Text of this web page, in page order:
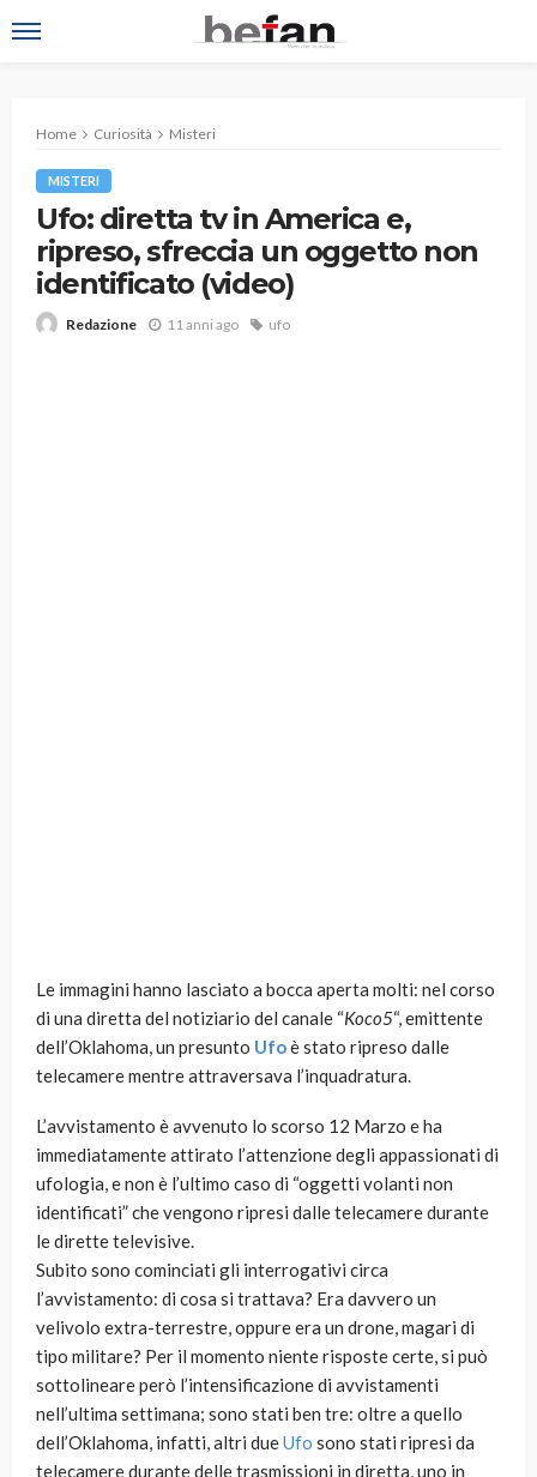
Home Curiosità Misteri
MISTERI
Ufo: diretta tv in America e,
ripreso, sfreccia un oggetto non
identificato (video)
Redazione 11 anni ago ufo
Le immagini hanno lasciato a bocca aperta molti: nel corso
di una diretta del notiziario del canale “Koco5“, emittente
dell’Oklahoma, un presunto Ufoè stato ripreso dalle
telecamere mentre attraversava l’inquadratura.
L’avvistamento è avvenuto lo scorso 12 Marzo e ha
immediatamente attirato l’attenzione degli appassionati di
ufologia, e non è l’ultimo caso di “oggetti volanti non
identificati” che vengono ripresi dalle telecamere durante
le dirette televisive.
Subito sono cominciati gli interrogativi circa
l’avvistamento: di cosa si trattava? Era davvero un
velivolo extra-terrestre, oppure era un drone, magari di
tipo militare? Per il momento niente risposte certe, si può
sottolineare però l’intensificazione di avvistamenti
nell’ultima settimana; sono stati ben tre: oltre a quello
dell’Oklahoma, infatti, altri dueUfo sono stati ripresi da
telecamere durante delle trasmissioni in diretta, uno in